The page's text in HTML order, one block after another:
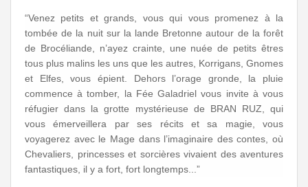
“Venez petits et grands, vous qui vous promenez à la
tombée de la nuit sur la lande Bretonne autour de la forêt
de Brocéliande, n’ayez crainte, une nuée de petits êtres
tous plus malins les uns que les autres, Korrigans, Gnomes
et Elfes, vous épient. Dehors l’orage gronde, la pluie
commence à tomber, la Fée Galadriel vous invite à vous
réfugier dans la grotte mystérieuse de BRAN RUZ, qui
vous émerveillera par ses récits et sa magie, vous
voyagerez avec le Mage dans l’imaginaire des contes, où
Chevaliers, princesses et sorcières vivaient des aventures
fantastiques, il y a fort, fort longtemps...”